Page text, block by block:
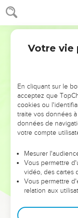
NE
ET SI LEURS
leur foi ou leur
et les saisons
sont
Dans cette
clés pour avancer
Votre vie
En cliquant sur le
acceptez que
cookies ou
traite vos données
données de
votre compte
Mesurer
Vous permettre
vidéo, des cartes
Vous permettre
relation aux